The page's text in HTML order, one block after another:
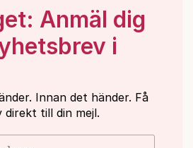
Anmäl dig
i
Innan det händer. Få
direkt till din mejl.